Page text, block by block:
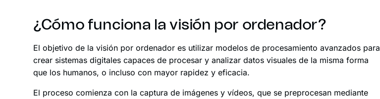
¿Cómo funciona la visión por ordenador?
El objetivo de la visión por ordenador es utilizar modelos de procesamiento avanzados para
crear sistemas digitales capaces de procesar y analizar datos visuales de la misma forma
que los humanos, o incluso con mayor rapidez y eficacia.
El proceso comienza con la captura de imágenes y vídeos, que se preprocesan mediante